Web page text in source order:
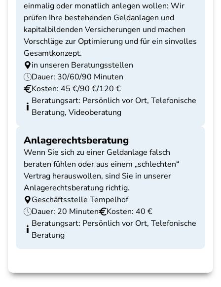
einmalig oder monatlich anlegen wollen: Wir
prüfen Ihre bestehenden Geldanlagen und
kapitalbildenden Versicherungen und machen
Vorschläge zur Optimierung und für ein sinvolles
Gesamtkonzept.
in unseren Beratungsstellen
Dauer: 30/60/90 Minuten
Kosten: 45 €/90 €/120 €
Beratungsart: Persönlich vor Ort, Telefonische
Beratung, Videoberatung
Anlagerechtsberatung
Wenn Sie sich zu einer Geldanlage falsch
beraten fühlen oder aus einem „schlechten“
Vertrag herauswollen, sind Sie in unserer
Anlagerechtsberatung richtig.
Geschäftsstelle Tempelhof
Dauer: 20 Minuten
Kosten: 40 €
Beratungsart: Persönlich vor Ort, Telefonische
Beratung